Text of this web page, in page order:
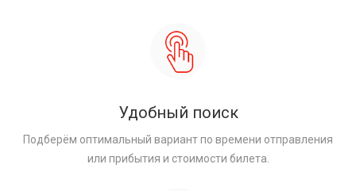
Удобный поиск
Подберём оптимальный вариант по времени отправления
или прибытия и стоимости билета.